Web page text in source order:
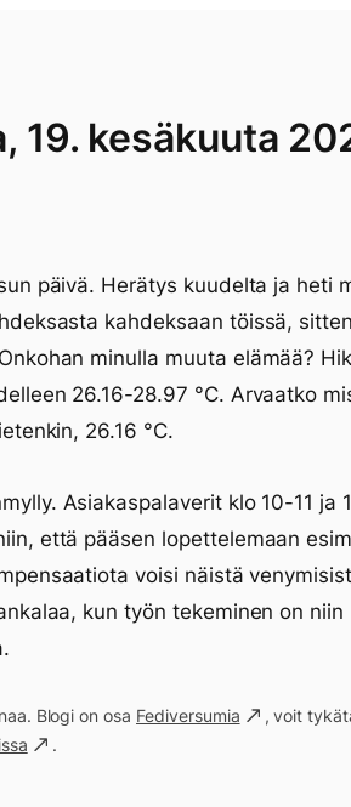
19. kesäkuuta
päivä. Herätys kuudelta ja heti
kahdeksaan töissä,
minulla muuta elämää?
26.16-28.97 °C. Arvaatko
26.16 °C.
Asiakaspalaverit klo 10-11 ja
että pääsen lopettelemaan
voisi näistä
kun työn tekeminen on
Blogi on osa Fediversumia
, voit
.